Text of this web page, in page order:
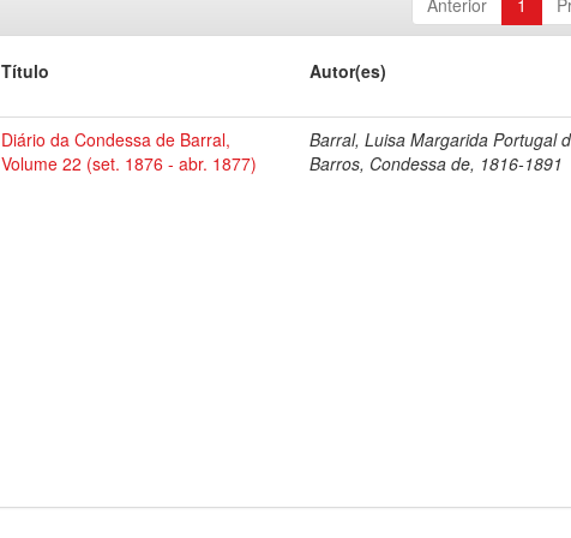
Anterior 1
Título Autor(es)
Diário da Condessa de Barral,
Volume 22 (set. 1876 - abr. 1877)
Barral, Luisa Margarida Portugal
Barros, Condessa de, 1816-1891